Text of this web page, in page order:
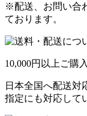
※配送、お問い合
ております。
10,000円以上ご購
日本全国へ配送対
指定にも対応して